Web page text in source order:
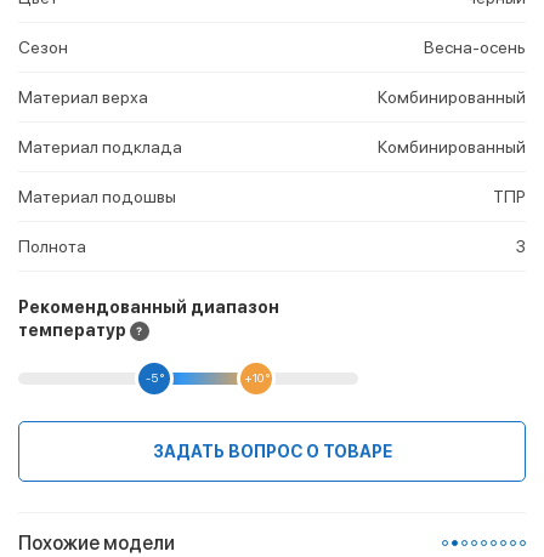
Сезон Весна-осень
Материал верха Комбинированный
Материал подклада Комбинированный
Материал подошвы ТПР
Полнота 3
Рекомендованный диапазон
температур
-5 ° +10 °
ЗАДАТЬ ВОПРОС О ТОВАРЕ
Похожие модели